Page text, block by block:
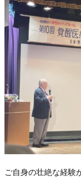
ご自身の壮絶な経験